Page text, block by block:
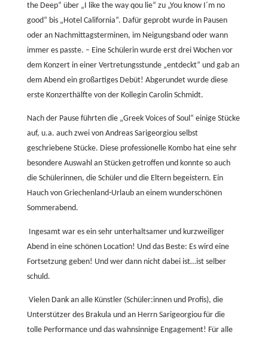
the Deep“ über „I like the way qou lie“ zu „You know I´m no
good“ bis „Hotel California“. Dafür geprobt wurde in Pausen
oder an Nachmittagsterminen, im Neigungsband oder wann
immer es passte. – Eine Schülerin wurde erst drei Wochen vor
dem Konzert in einer Vertretungsstunde „entdeckt“ und gab an
dem Abend ein großartiges Debüt! Abgerundet wurde diese
erste Konzerthälfte von der Kollegin Carolin Schmidt.
Nach der Pause führten die „Greek Voices of Soul“ einige Stücke
auf, u.a. auch zwei von Andreas Sarigeorgiou selbst
geschriebene Stücke. Diese professionelle Kombo hat eine sehr
besondere Auswahl an Stücken getroffen und konnte so auch
die Schülerinnen, die Schüler und die Eltern begeistern. Ein
Hauch von Griechenland-Urlaub an einem wunderschönen
Sommerabend.
Ingesamt war es ein sehr unterhaltsamer und kurzweiliger
Abend in eine schönen Location! Und das Beste: Es wird eine
Fortsetzung geben! Und wer dann nicht dabei ist…ist selber
schuld.
Vielen Dank an alle Künstler (Schüler:innen und Profis), die
Unterstützer des Brakula und an Herrn Sarigeorgiou für die
tolle Performance und das wahnsinnige Engagement! Für alle